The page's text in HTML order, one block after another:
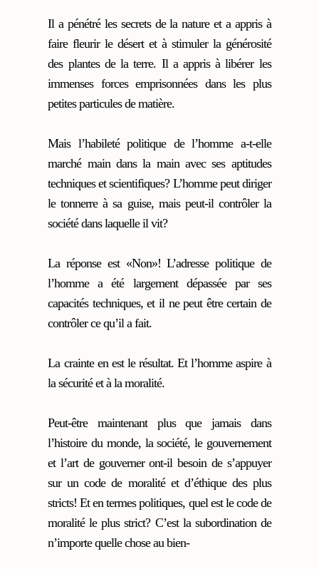
Il a pénétré les secrets de la nature et a appris à
faire fleurir le désert et à stimuler la générosité
des plantes de la terre. Il a appris à libérer les
immenses forces emprisonnées dans les plus
petites particules de matière.
Mais l’habileté politique de l’homme a-t-elle
marché main dans la main avec ses aptitudes
techniques et scientifiques? L’homme peut diriger
le tonnerre à sa guise, mais peut-il contrôler la
société dans laquelle il vit?
La réponse est «Non»! L’adresse politique de
l’homme a été largement dépassée par ses
capacités techniques, et il ne peut être certain de
contrôler ce qu’il a fait.
La crainte en est le résultat. Et l’homme aspire à
la sécurité et à la moralité.
Peut-être maintenant plus que jamais dans
l’histoire du monde, la société, le gouvernement
et l’art de gouverner ont-il besoin de s’appuyer
sur un code de moralité et d’éthique des plus
stricts! Et en termes politiques, quel est le code de
moralité le plus strict? C’est la subordination de
n’importe quelle chose au bien-